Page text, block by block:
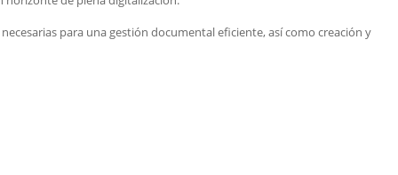
para una gestión documental eficiente, así como creación y